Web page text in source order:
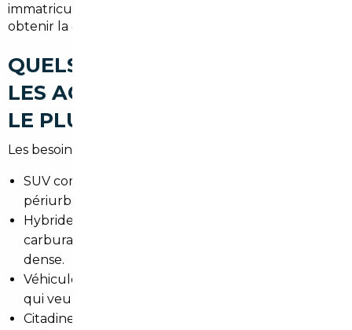
immatriculation en préfecture ou en ligne pour
obtenir la carte grise à votre nom.
QUELS TYPES DE VOITURES
LES ACHETEURS RECHERCHENT
LE PLUS À THIAIS
Les besoins sont divers autour de Thiais :
SUV compacts pour les familles et trajets
périurbains.
Hybrides et électriques pour réduire les coûts de
carburant et faciliter les déplacements en zone
dense.
Véhicules premium d occasion importés pour ceux
qui veulent une finition supérieure à meilleur prix.
Citadines économiques pour stationner et circuler